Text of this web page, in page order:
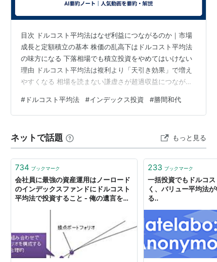
目次 ドルコスト平均法はなぜ利益につながるのか｜市場
成長と定額積立の基本 株価の乱高下はドルコスト平均法
の味方になる 下落相場でも積立投資をやめてはいけない
理由 ドルコスト平均法は複利より「天引き効果」で増え
やすくなる 相場を読まない謙虚さが超過収益につながる
考え方 ドルコスト平均法はなぜ利益につながるのか｜市
場成長と定額積立の基本 ✅ ドルコスト平均法そのものが
象が生み出す価値が収益の源泉になります。 ✅ 将来成長
する企業や国を正確に予測するのは難しいため、世界株
式などのインデックスを通…
# ドルコスト平均法 #インデックス投資 #勝間和代
ネットで話題 もっと見る
734 ブックマーク
会社員に最強の資産運用はノーロード
のインデックスファンドにドルコスト
平均法で投資すること - 俺の遺言を聴
233 ブックマーク
一括投資でもドルコ
く、バリュー平均法
る..